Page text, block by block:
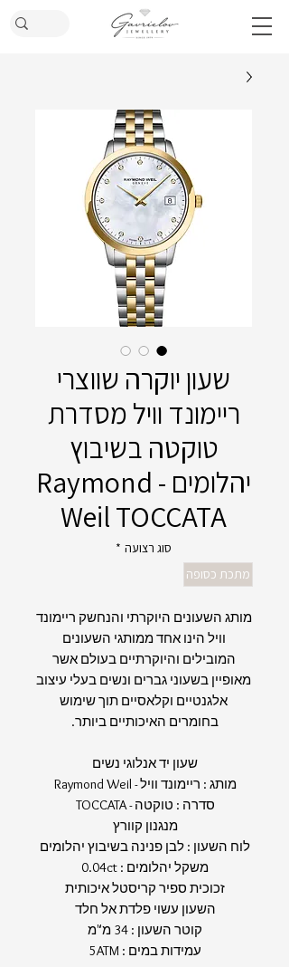
שעון יוקרה שווצרי
ריימונד וויל מסדרת
טוקטה בשיבוץ
יהלומים - Raymond
Weil TOCCATA
סוג רצועה *
מתכת כסופה
מותג השעונים היוקרתי והנחשק ריימונד
וויל הינו אחד ממותגי השעונים
המובילים והיוקרתיים בעולם אשר
מאופיין בשעוני גברים ונשים בעלי עיצוב
אלגנטיים וקלאסיים תוך שימוש
בחומרים האיכותיים ביותר.
שעון יד אנלוגי נשים
מותג : ריימונד וויל - Raymond Weil
סדרה : טוקטה - TOCCATA
מנגנון קוורץ
לוח השעון : לבן פנינה בשיבוץ יהלומים
משקל יהלומים : 0.04ct
זכוכית ספיר קריסטל איכותית
השעון עשוי פלדת אל חלד
קוטר השעון : 34 מ"מ
עמידות במים : 5ATM